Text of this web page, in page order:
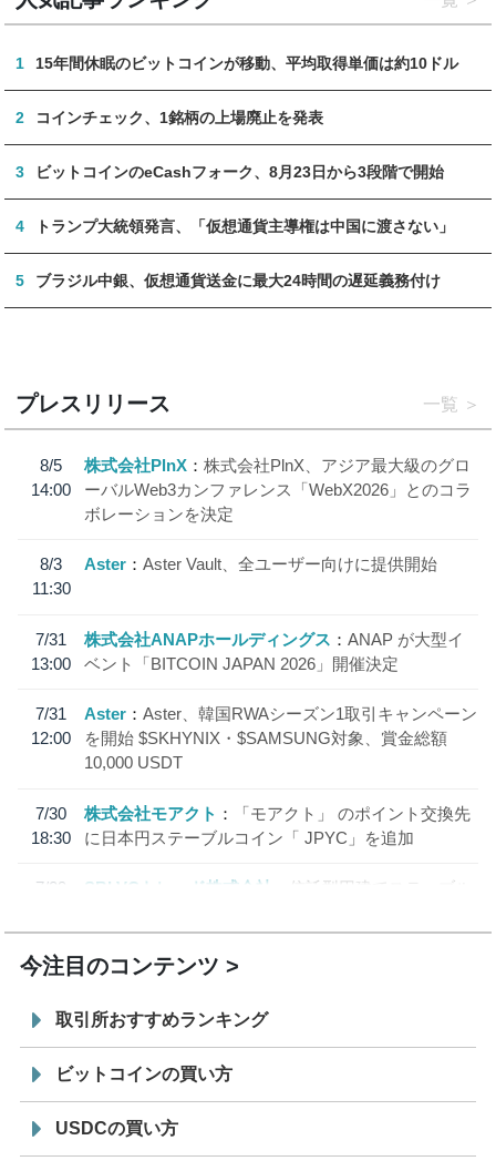
1 15年間休眠のビットコインが移動、平均取得単価は約10ドル
2 コインチェック、1銘柄の上場廃止を発表
3 ビットコインのeCashフォーク、8月23日から3段階で開始
4 トランプ大統領発言、「仮想通貨主導権は中国に渡さない」
5 ブラジル中銀、仮想通貨送金に最大24時間の遅延義務付け
プレスリリース 一覧
8/5
14:00
株式会社PlnX
株式会社PlnX、アジア最大級のグロ
ーバルWeb3カンファレンス「WebX2026」とのコラ
ボレーションを決定
8/3
11:30
Aster Aster Vault、全ユーザー向けに提供開始
7/31
13:00
株式会社ANAPホールディングス
ANAP が大型イ
ベント「BITCOIN JAPAN 2026」開催決定
7/31
12:00
Aster
Aster、韓国RWAシーズン1取引キャンペーン
を開始 $SKHYNIX・$SAMSUNG対象、賞金総額
10,000 USDT
7/30
18:30
株式会社モアクト
「モアクト」 のポイント交換先
に日本円ステーブルコイン「 JPYC」を追加
7/29
SBI VCトレード株式会社
信託型円建てステーブル
今注目のコンテンツ
取引所おすすめランキング
ビットコインの買い方
USDCの買い方